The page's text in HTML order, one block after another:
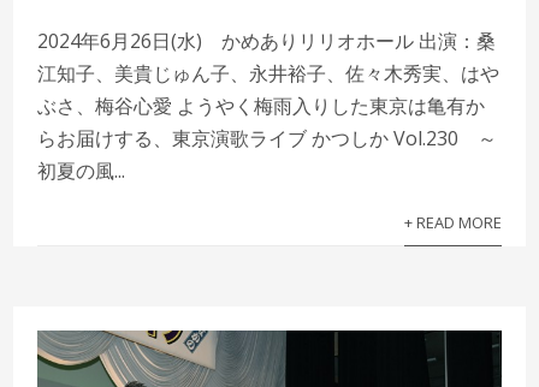
2024年6月26日(水) かめありリリオホール 出演：桑
江知子、美貴じゅん子、永井裕子、佐々木秀実、はや
ぶさ、梅谷心愛 ようやく梅雨入りした東京は亀有か
らお届けする、東京演歌ライブ かつしか Vol.230 ～
初夏の風...
+ READ MORE